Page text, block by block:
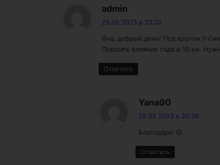
admin
25.05.2023 в 20:32
Яна, добрый день! Под кругом У-
Показать влияние года и 10-ки.
Ответить
Yana90
25.05.2023 в 20:38
Благодарю 😊
Ответить